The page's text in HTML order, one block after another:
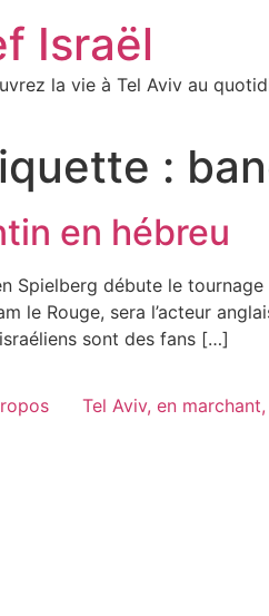
Israël
la vie à Tel Aviv au
:
en hébreu
Spielberg débute le
le Rouge, sera l’acteur
sont des fans […]
Tel Aviv, en